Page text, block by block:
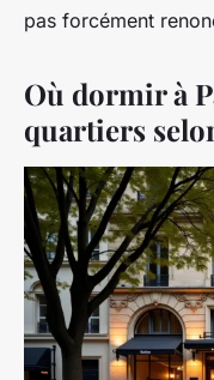
pas forcément
Où dormir à
quartiers